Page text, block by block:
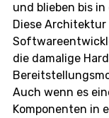
und blieben bis
Diese
die damalige
Auch wenn es
Komponenten in